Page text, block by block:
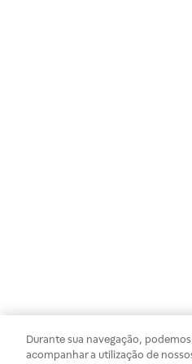
Durante sua navegação,
acompanhar a utilização de